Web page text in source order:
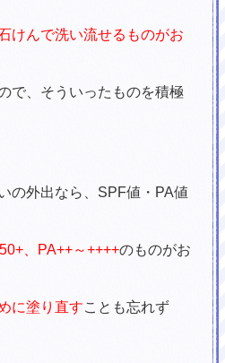
けんで洗い流せるものがお
で、そういったものを積極
の外出なら、SPF値・PA値
、PA++～++++のものがお
に塗り直すことも忘れず